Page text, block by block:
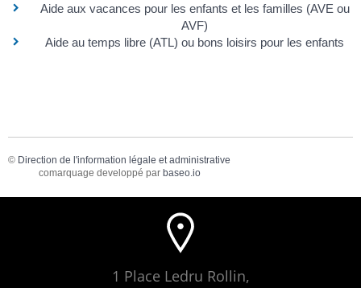
Aide aux vacances pour les enfants et les familles (AVE ou
AVF)
Aide au temps libre (ATL) ou bons loisirs pour les enfants
© Direction de l'information légale et administrative
comarquage developpé par baseo.io
1 Place Ledru Rollin,